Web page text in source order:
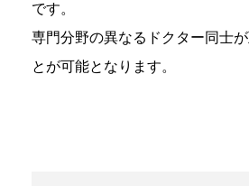
です。
専門分野の異なるドクター同士
とが可能となります。